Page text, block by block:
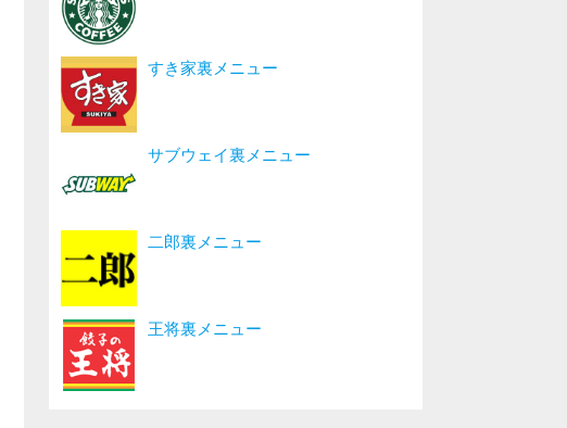
すき家裏メニュー
サブウェイ裏メニュー
二郎裏メニュー
王将裏メニュー